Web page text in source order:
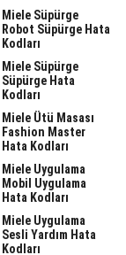
Miele Süpürge
Robot Süpürge Hata
Kodları
Miele Süpürge
Süpürge Hata
Kodları
Miele Ütü Masası
Fashion Master
Hata Kodları
Miele Uygulama
Mobil Uygulama
Hata Kodları
Miele Uygulama
Sesli Yardım Hata
Kodları